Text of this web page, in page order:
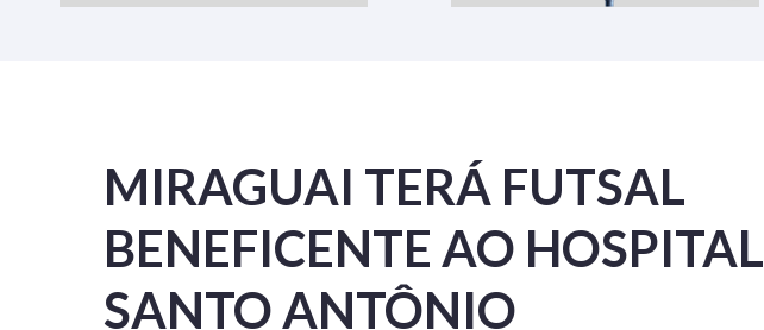
MIRAGUAI TERÁ FUTSAL
BENEFICENTE AO HOSPITAL
SANTO ANTÔNIO